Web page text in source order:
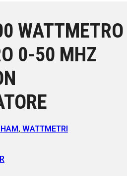
WATTMETRO
0-50 MHZ
, WATTMETRI